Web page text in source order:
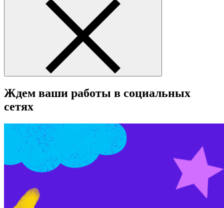
Ждем ваши работы в социальных
сетях